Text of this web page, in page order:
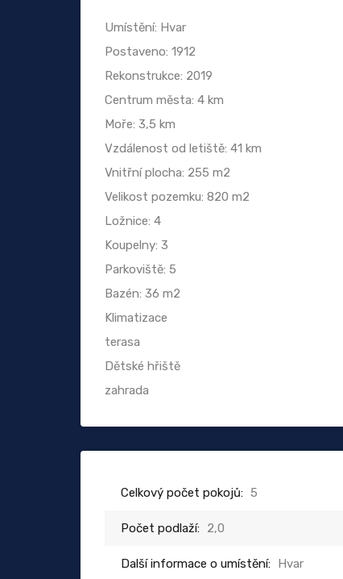
Umístění: Hvar
Postaveno: 1912
Rekonstrukce: 2019
Centrum města: 4 km
Moře: 3,5 km
Vzdálenost od letiště: 41 km
Vnitřní plocha: 255 m2
Velikost pozemku: 820 m2
Ložnice: 4
Koupelny: 3
Parkoviště: 5
Bazén: 36 m2
Klimatizace
terasa
Dětské hřiště
zahrada
Celkový počet pokojů: 5
Počet podlaží: 2,0
Další informace o umístění: Hvar